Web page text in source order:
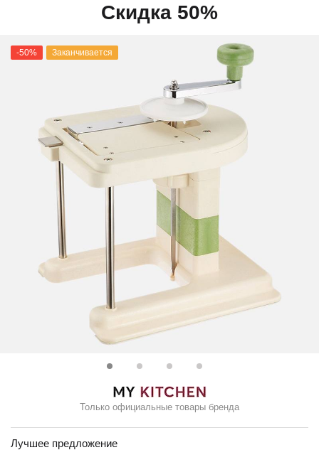
Скидка 50%
-50% Заканчивается
Только официальные товары бренда
Лучшее предложение